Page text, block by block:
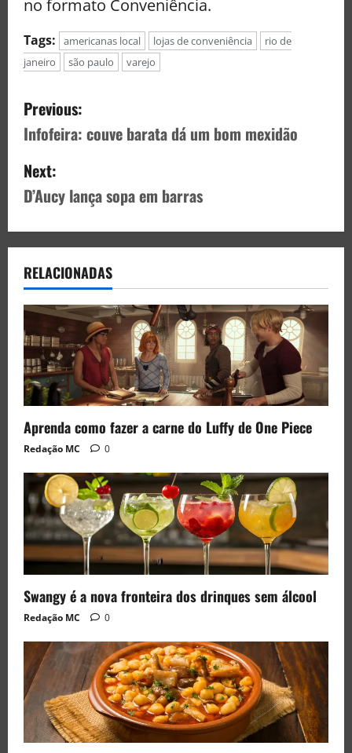
no formato Conveniência.
Tags: americanas local lojas de conveniência
rio de
janeiro
são paulo varejo
Previous:
Infofeira: couve barata dá um bom mexidão
Next:
D’Aucy lança sopa em barras
RELACIONADAS
Aprenda como fazer a carne do Luffy de One Piece
Redação MC 0
Swangy é a nova fronteira dos drinques sem álcool
Redação MC 0